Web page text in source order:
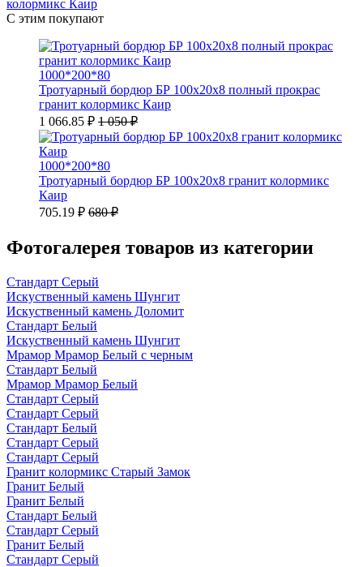
С этим покупают
1000*200*80
Тротуарный бордюр БР 100х20х8 полный прокрас
гранит колормикс Каир
1 066.85 ₽ 1 050 ₽
1000*200*80
Тротуарный бордюр БР 100х20х8 гранит колормикс
Каир
705.19 ₽ 680 ₽
Фотогалерея товаров из категории
Стандарт Серый
Искуственный камень Шунгит
Искуственный камень Доломит
Стандарт Белый
Искуственный камень Шунгит
Мрамор Мрамор Белый с черным
Стандарт Белый
Мрамор Мрамор Белый
Стандарт Серый
Стандарт Серый
Стандарт Белый
Стандарт Серый
Стандарт Серый
Гранит колормикс Старый Замок
Гранит Белый
Гранит Белый
Стандарт Белый
Стандарт Серый
Гранит Белый
Стандарт Серый